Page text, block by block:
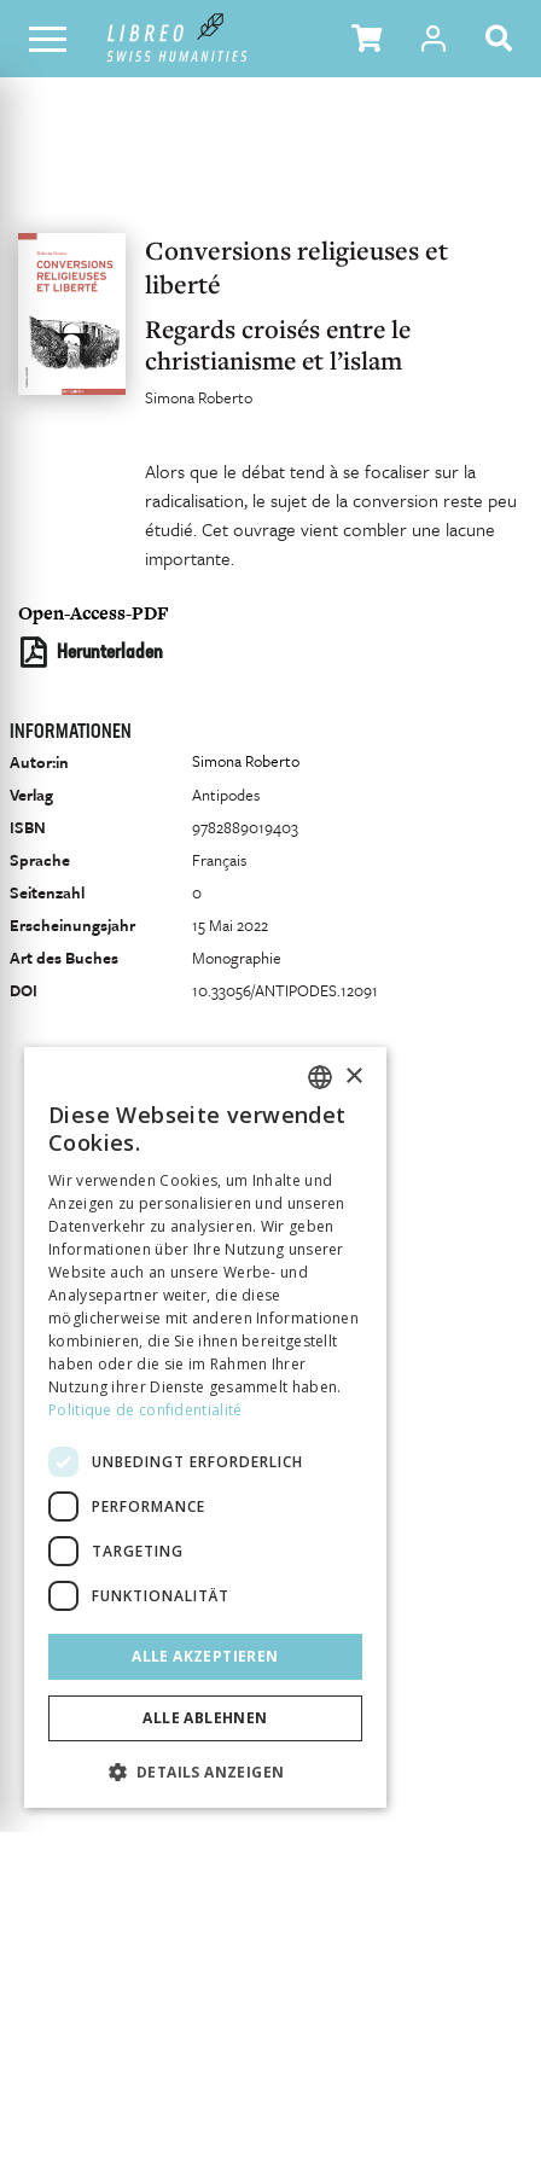
UNSER KATALOG INHALTSVERZEICHNIS
Conversions religieuses et
liberté
Regards croisés entre le
christianisme et l’islam
Simona Roberto
Alors que le débat tend à se focaliser sur la
radicalisation, le sujet de la conversion reste peu
étudié. Cet ouvrage vient combler une lacune
importante.
Open-Access-PDF
Herunterladen
INFORMATIONEN
Autor:in
Simona Roberto
Verlag
Antipodes
ISBN
9782889019403
Sprache
Français
Seitenzahl
0
Erscheinungsjahr
15 Mai 2022
Art des Buches
Monographie
DOI
10.33056/ANTIPODES.12091
FRENCH
ITALIAN
×
Diese Webseite verwendet
Cookies.
Wir verwenden Cookies, um Inhalte und
Anzeigen zu personalisieren und unseren
Datenverkehr zu analysieren. Wir geben
Informationen über Ihre Nutzung unserer
Website auch an unsere Werbe- und
Analysepartner weiter, die diese
möglicherweise mit anderen Informationen
kombinieren, die Sie ihnen bereitgestellt
haben oder die sie im Rahmen Ihrer
Nutzung ihrer Dienste gesammelt haben.
Politique de confidentialité
UNBEDINGT ERFORDERLICH
PERFORMANCE
TARGETING
FUNKTIONALITÄT
ALLE AKZEPTIEREN
ALLE ABLEHNEN
DETAILS ANZEIGEN